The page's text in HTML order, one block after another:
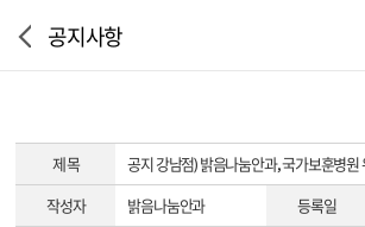
공지사항
제 목 공지강남점) 밝음나눔안과, 국가보훈병
작성자
밝음나눔안과 등록일